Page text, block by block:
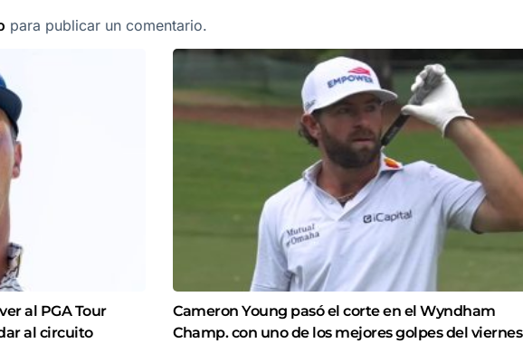
para publicar un comentario.
al PGA Tour
al circuito
Cameron Young pasó el corte en el Wyndham
Champ. con uno de los mejores golpes del viernes